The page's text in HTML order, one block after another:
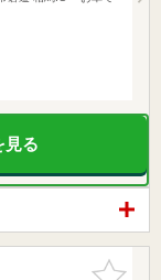
見る
お気に入